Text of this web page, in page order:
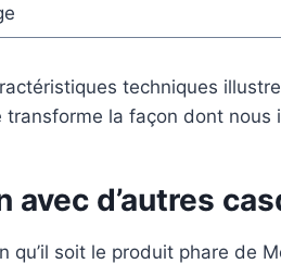
techniques
transforme la façon dont
avec d’autres
qu’il soit le produit phare de